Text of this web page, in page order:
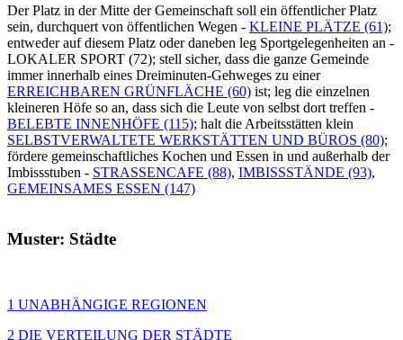
Der Platz in der Mitte der Gemeinschaft soll ein öffentlicher Platz
sein, durchquert von öffentlichen Wegen - KLEINE PLÄTZE (61);
entweder auf diesem Platz oder daneben leg Sportgelegenheiten an -
LOKALER SPORT (72); stell sicher, dass die ganze Gemeinde
immer innerhalb eines Dreiminuten-Gehweges zu einer
ERREICHBAREN GRÜNFLÄCHE (60) ist; leg die einzelnen
kleineren Höfe so an, dass sich die Leute von selbst dort treffen -
BELEBTE INNENHÖFE (115); halt die Arbeitsstätten klein
SELBSTVERWALTETE WERKSTÄTTEN UND BÜROS (80);
fördere gemeinschaftliches Kochen und Essen in und außerhalb der
Imbissstuben - STRASSENCAFE (88), IMBISSSTÄNDE (93),
GEMEINSAMES ESSEN (147)
Muster: Städte
1 UNABHÄNGIGE REGIONEN
2 DIE VERTEILUNG DER STÄDTE